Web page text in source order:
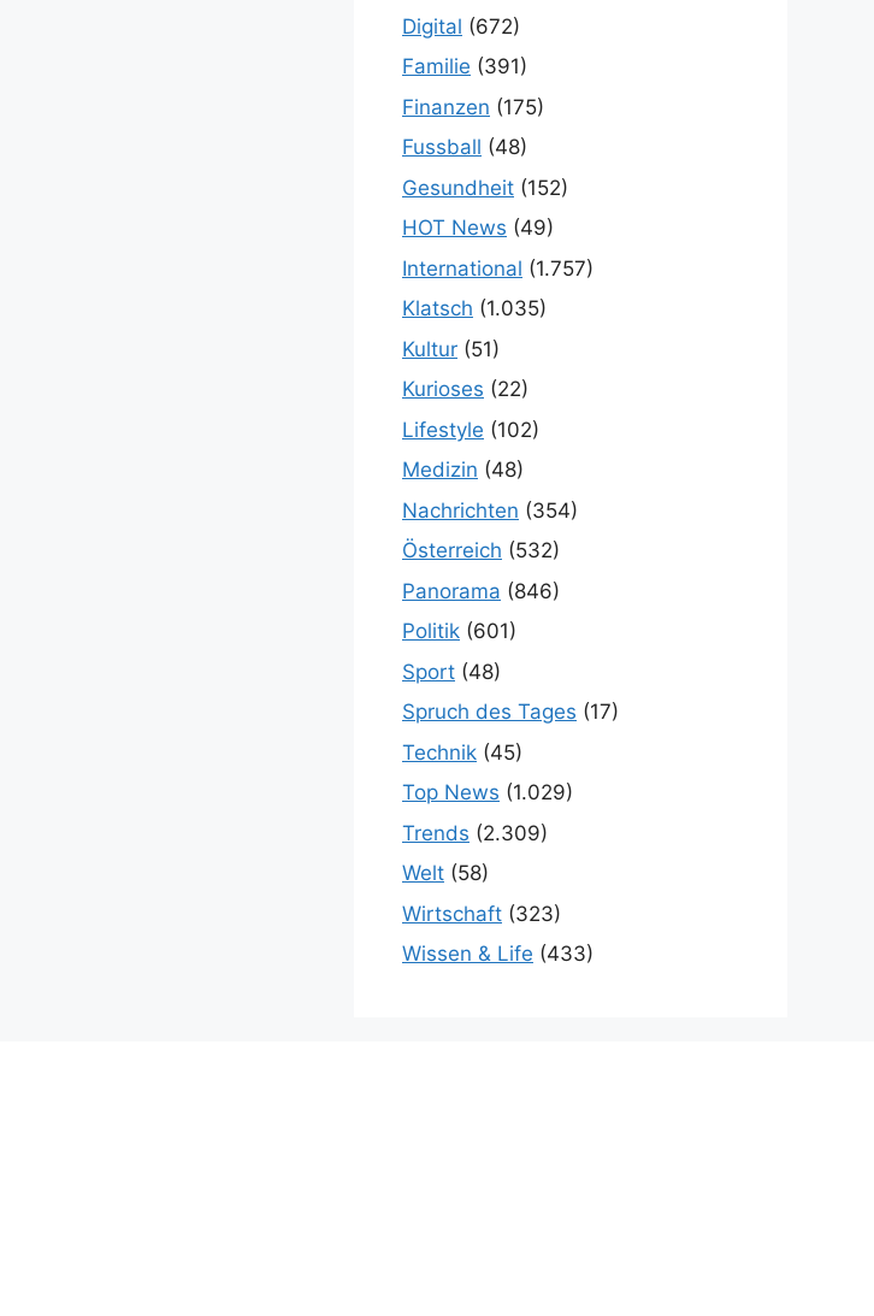
Digital (672)
Familie (391)
Finanzen (175)
Fussball (48)
Gesundheit (152)
HOT News (49)
International (1.757)
Klatsch (1.035)
Kultur (51)
Kurioses (22)
Lifestyle (102)
Medizin (48)
Nachrichten (354)
Österreich (532)
Panorama (846)
Politik (601)
Sport (48)
Spruch des Tages (17)
Technik (45)
Top News (1.029)
Trends (2.309)
Welt (58)
Wirtschaft (323)
Wissen & Life (433)